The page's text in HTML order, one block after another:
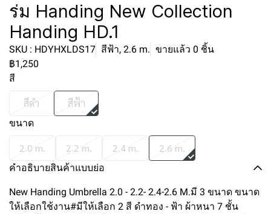
ร่ม Handing New Collection
Handing HD.1
SKU : HDYHXLDS17 สีฟ้า, 2.6 m. ขายแล้ว 0 ชิ้น
฿1,250
สี
สีดำ สีฟ้า
ขนาด
2.0 m. 2.2 m. 2.4 m. 2.6 m.
คำอธิบายสินค้าแบบย่อ
New Handing Umbrella 2.0 - 2.2- 2.4-2.6 M.มี 3 ขนาด ขนาด
ให้เลือกใช้งาน#มีให้เลือก 2 สี ดำทอง - ฟ้า ผ้าหนา 7 ชั้น